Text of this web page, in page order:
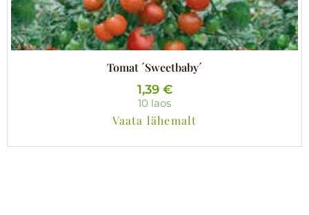
Tomat ´Sweetbaby´
1,39 €
10 laos
Vaata lähemalt